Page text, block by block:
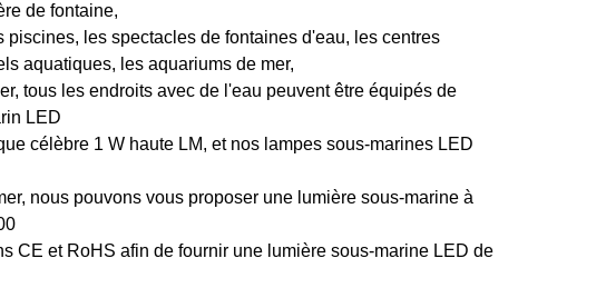
de fontaine,
les spectacles de fontaines d'eau, les centres
aquatiques, les aquariums de mer,
tous les endroits avec de l'eau peuvent être équipés de
LED
célèbre 1 W haute LM, et nos lampes sous-marines LED
nous pouvons vous proposer une lumière sous-marine à
CE et RoHS afin de fournir une lumière sous-marine LED de